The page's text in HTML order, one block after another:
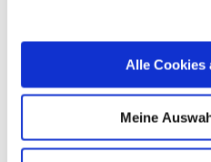
Alle Cookies
Meine
Lebenslauf und